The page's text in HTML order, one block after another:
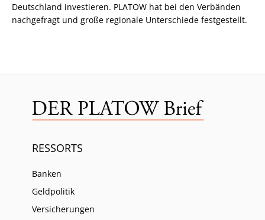
Deutschland investieren. PLATOW hat bei den Verbänden
nachgefragt und große regionale Unterschiede festgestellt.
RESSORTS
Banken
Geldpolitik
Versicherungen